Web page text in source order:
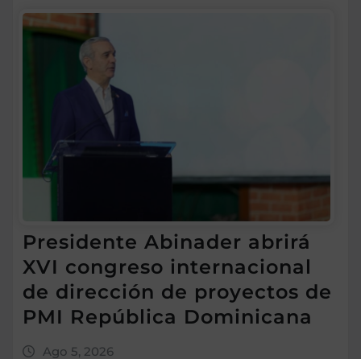
Presidente Abinader abrirá
XVI congreso internacional
de dirección de proyectos de
PMI República Dominicana
Ago 5, 2026